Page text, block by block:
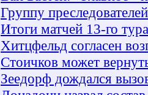
Группу
Итоги матчей 13-го
Хитцфельд согласен
Стоичков может
Зеедорф дождался